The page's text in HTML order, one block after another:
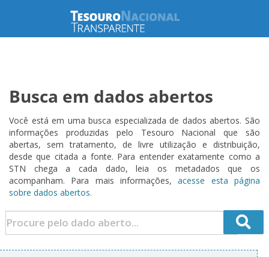
Busca em dados abertos
Você está em uma busca especializada de dados abertos. São
informações produzidas pelo Tesouro Nacional que são
abertas, sem tratamento, de livre utilização e distribuição,
desde que citada a fonte. Para entender exatamente como a
STN chega a cada dado, leia os metadados que os
acompanham. Para mais informações,acesse esta página
sobre dados abertos.